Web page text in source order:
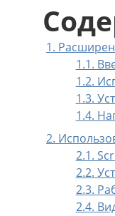
1.
1.1.
1.2.
1.3.
1.4.
2.
2.1.
2.2.
2.3.
2.4.